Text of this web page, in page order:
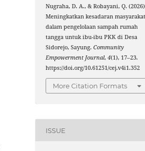
Nugraha, D. A., & Robayani, Q.
Meningkatkan kesadaran masyarakat
dalam pengelolaan sampah rumah
tangga untuk ibu-ibu PKK di Desa
Sidorejo, Sayung.Community
Empowerment Journal,4(1), 17–23.
https://doi.org/10.61251/cej.v4i1.352
More Citation Formats
ISSUE